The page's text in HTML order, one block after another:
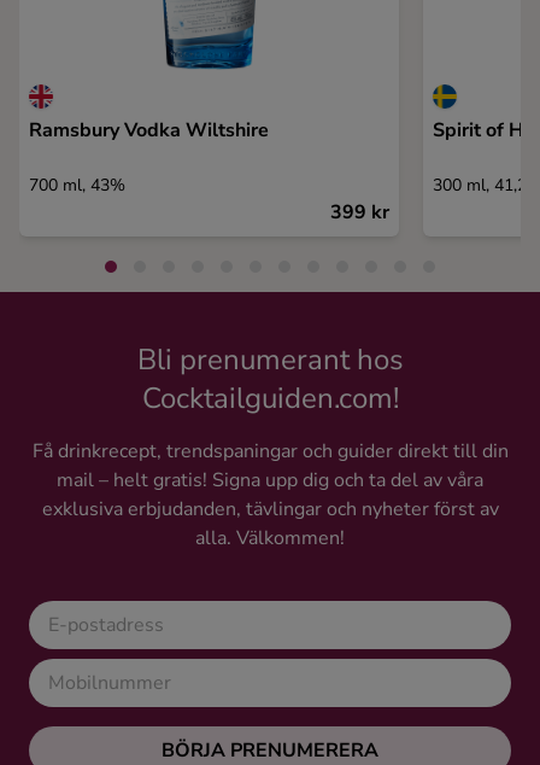
Ramsbury Vodka Wiltshire
700 ml, 43%
399 kr
Spirit of
300 ml,
Bli prenumerant hos
Cocktailguiden.com!
Få drinkrecept, trendspaningar och guider direkt till din
mail – helt gratis! Signa upp dig och ta del av våra
exklusiva erbjudanden, tävlingar och nyheter först av
alla. Välkommen!
BÖRJA PRENUMERERA